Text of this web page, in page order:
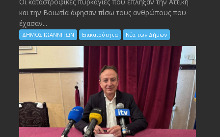
και την Bοιωτία άφησαν πίσω τους ανθρώπους που
έχασαν...
ΔΗΜΟΣ ΙΩΑΝΝΙΤΩΝ Επικαιρότητα Νέα των Δήμων